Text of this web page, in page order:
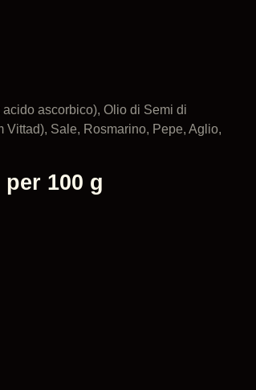
ascorbico), Olio di Semi di
Vittad), Sale, Rosmarino, Pepe, Aglio,
100 g